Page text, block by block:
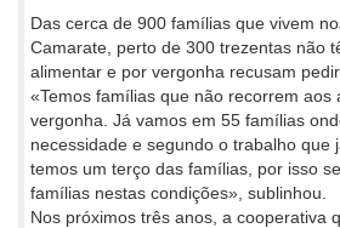
Das cerca de 900 famílias que vivem
Camarate, perto de 300 trezentas não
alimentar e por vergonha recusam pedir
«Temos famílias que não recorrem aos
vergonha. Já vamos em 55 famílias
necessidade e segundo o trabalho que
temos um terço das famílias, por isso
famílias nestas condições», sublinhou.
Nos próximos três anos, a cooperativa